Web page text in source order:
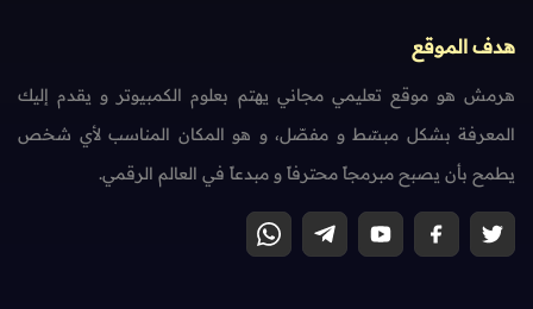
هدف الموقع
هرمش هو موقع تعليمي مجاني يهتم بعلوم الكمبيوتر و يقدم إليك
المعرفة بشكل مبسّط و مفصّل، و هو المكان المناسب لأي شخص
يطمح بأن يصبح مبرمجاً محترفاً و مبدعاً في العالم الرقمي.